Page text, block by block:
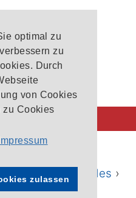
optimal zu
zu
Durch
von Cookies
zu Cookies
Impressum
zulassen
› News Aktuelles ›